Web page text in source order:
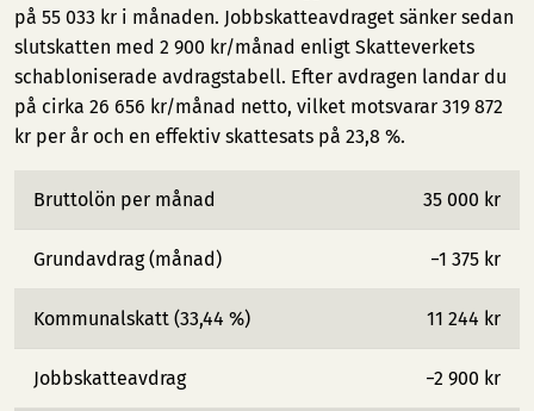
på 55 033 kr i månaden. Jobbskatteavdraget sänker sedan
slutskatten med 2 900 kr/månad enligt Skatteverkets
schabloniserade avdragstabell. Efter avdragen landar du
på cirka 26 656 kr/månad netto, vilket motsvarar 319 872
kr per år och en effektiv skattesats på 23,8 %.
Bruttolön per månad 35 000 kr
Grundavdrag (månad) −1 375 kr
Kommunalskatt (33,44 %) 11 244 kr
Jobbskatteavdrag −2 900 kr